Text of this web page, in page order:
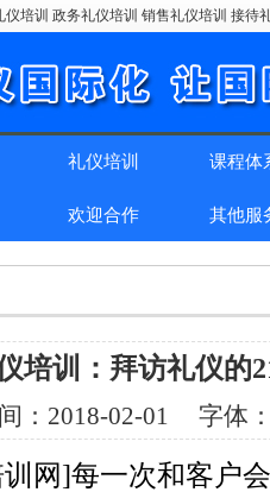
培训 政务礼仪培训 销售礼仪培训 接
礼仪培训 课程体
欢迎合作 其他服
培训：拜访礼仪的
： 2018-02-01 字体
网]每一次和客户